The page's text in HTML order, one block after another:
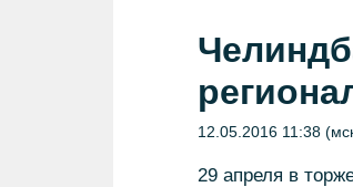
12.05.2016 11:38
29 апреля в